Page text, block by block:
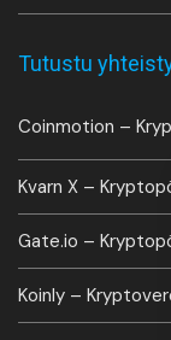
Tutustu
Coinmotion –
Kvarn X –
Gate.io –
Koinly –